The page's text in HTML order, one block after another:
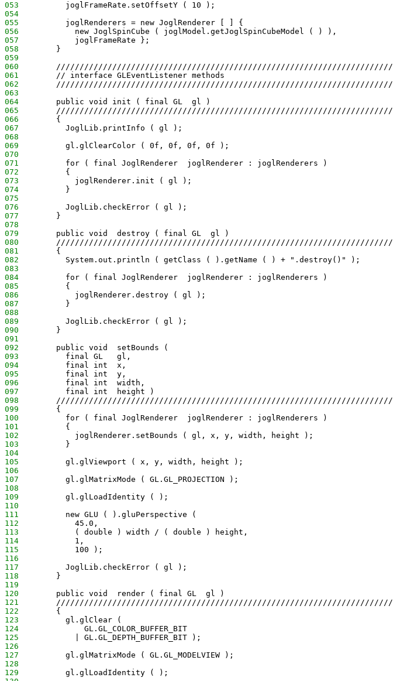
053
          joglFrameRate.setOffsetY ( 10 );
054
055
          joglRenderers = new JoglRenderer [ ] {
056
            new JoglSpinCube ( joglModel.getJoglSpinCubeModel ( ) ),
057
            joglFrameRate };
058
        }
059
060
        ////////////////////////////////////////////////////////////////////////
061
        // interface GLEventListener methods
062
        ////////////////////////////////////////////////////////////////////////
063
064
        public void init ( final GL  gl )
065
        ////////////////////////////////////////////////////////////////////////
066
        {
067
          JoglLib.printInfo ( gl );
068
069
          gl.glClearColor ( 0f, 0f, 0f, 0f );
070
071
          for ( final JoglRenderer  joglRenderer : joglRenderers )
072
          {
073
            joglRenderer.init ( gl );
074
          }
075
076
          JoglLib.checkError ( gl );
077
        }
078
079
        public void  destroy ( final GL  gl )
080
        ////////////////////////////////////////////////////////////////////////
081
        {
082
          System.out.println ( getClass ( ).getName ( ) + ".destroy()" );
083
084
          for ( final JoglRenderer  joglRenderer : joglRenderers )
085
          {
086
            joglRenderer.destroy ( gl );
087
          }
088
089
          JoglLib.checkError ( gl );
090
        }
091
092
        public void  setBounds (
093
          final GL   gl,
094
          final int  x,
095
          final int  y,
096
          final int  width,
097
          final int  height )
098
        ////////////////////////////////////////////////////////////////////////
099
        {
100
          for ( final JoglRenderer  joglRenderer : joglRenderers )
101
          {
102
            joglRenderer.setBounds ( gl, x, y, width, height );
103
          }
104
105
          gl.glViewport ( x, y, width, height );
106
107
          gl.glMatrixMode ( GL.GL_PROJECTION );
108
109
          gl.glLoadIdentity ( );
110
111
          new GLU ( ).gluPerspective (
112
            45.0,
113
            ( double ) width / ( double ) height,
114
            1,
115
            100 );
116
117
          JoglLib.checkError ( gl );
118
        }
119
120
        public void  render ( final GL  gl )
121
        ////////////////////////////////////////////////////////////////////////
122
        {
123
          gl.glClear (
124
              GL.GL_COLOR_BUFFER_BIT
125
            | GL.GL_DEPTH_BUFFER_BIT );
126
127
          gl.glMatrixMode ( GL.GL_MODELVIEW );
128
129
          gl.glLoadIdentity ( );